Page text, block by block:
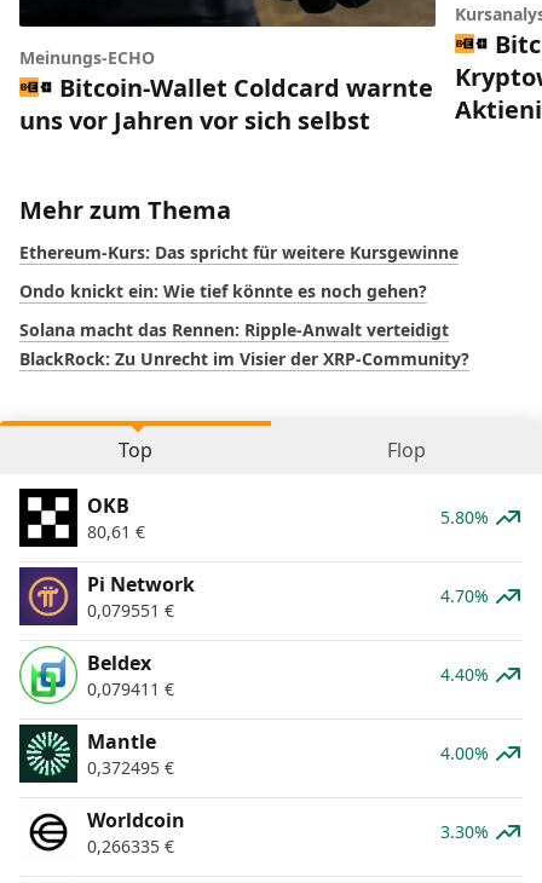
Meinungs-ECHO
Bitcoin-Wallet Coldcard warnte
uns vor Jahren vor sich selbst
Mehr zum Thema
Ethereum-Kurs: Das spricht für weitere Kursgewinne
Ondo knickt ein: Wie tief könnte es noch gehen?
Solana macht das Rennen: Ripple-Anwalt verteidigt
BlackRock: Zu Unrecht im Visier der XRP-Community?
Top Flop
OKB
80,61 €
5.80%
Pi Network
0,079551 €
4.70%
Beldex
0,079411 €
4.40%
Mantle
0,372495 €
4.00%
Worldcoin
0,266335 €
3.30%